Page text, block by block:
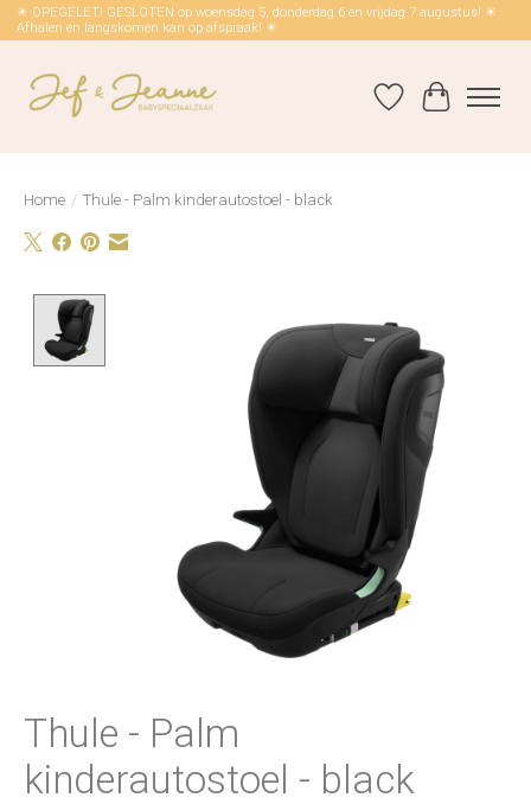
☀ OPEGELET! GESLOTEN op woensdag 5, donderdag 6 en vrijdag 7 augustus! ☀
Afhalen en langskomen kan op afspraak! ☀
Verlanglijst
Home / Thule - Palm kinderautostoel - black
Thule - Palm
kinderautostoel - black